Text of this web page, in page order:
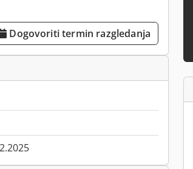
Dogovoriti termin razgledanja